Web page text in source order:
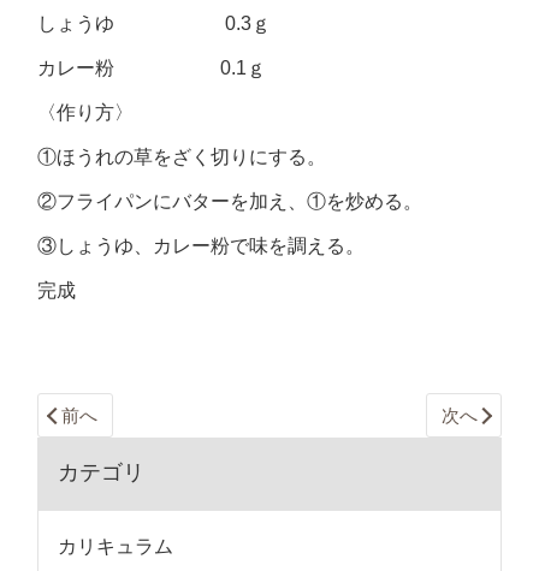
しょうゆ 0.3ｇ
カレー粉 0.1ｇ
〈作り方〉
①ほうれの草をざく切りにする。
②フライパンにバターを加え、①を炒める。
③しょうゆ、カレー粉で味を調える。
完成
前へ 次へ
カテゴリ
カリキュラム